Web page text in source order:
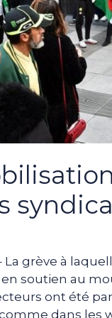
La grève à
en soutien au
ont été
dans les